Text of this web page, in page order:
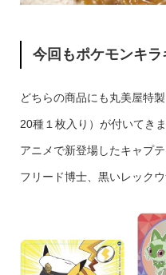
今回もポケモンキラ
どちらの商品にも丸美屋特
20種１枚入り）が付いてきま
アニメで新登場したキャプ
フリード博士、黒いレック